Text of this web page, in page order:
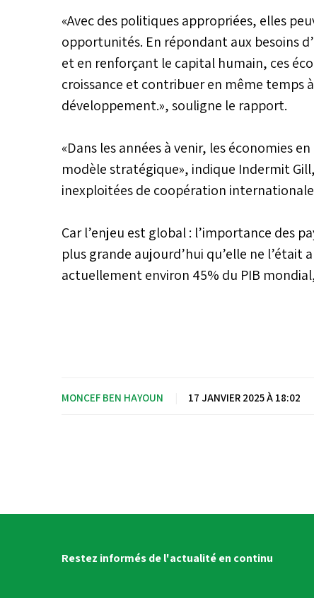
«Avec des politiques appropriées, elles
opportunités. En répondant aux besoins
et en renforçant le capital humain, ces
croissance et contribuer en même temps
développement.», souligne le rapport.
«Dans les années à venir, les économies
modèle stratégique», indique Indermit
inexploitées de coopération
Car l’enjeu est global : l’importance des
plus grande aujourd’hui qu’elle ne
actuellement environ 45% du PIB
MONCEF BEN HAYOUN 17 JANVIER 2025 À 18:02
Restez informés de l'actualité en continu